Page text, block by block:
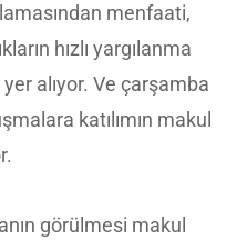
menfaati,
hızlı yargılanma
yer alıyor. Ve çarşamba
katılımın makul
görülmesi makul